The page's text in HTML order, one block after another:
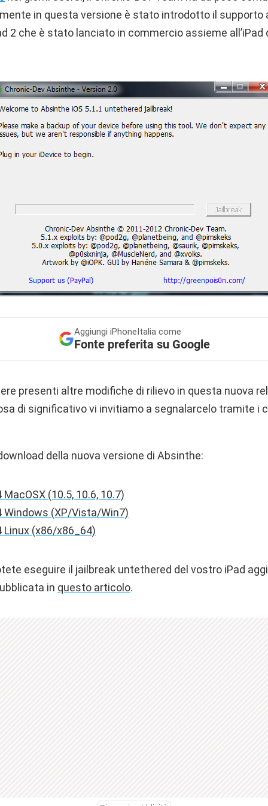
in questa versione è stato introdotto il supporto
2 che è stato lanciato in commercio assieme all’iPad
Aggiungi iPhoneItalia come
Fonte preferita su Google
presenti altre modifiche di rilievo in questa nuova
di significativo vi invitiamo a segnalarcelo tramite i
della nuova versione di Absinthe:
(10.5, 10.6, 10.7)
Windows (XP/Vista/Win7)
Linux (x86/x86_64)
eseguire il jailbreak untethered del vostro iPad
in questo articolo.